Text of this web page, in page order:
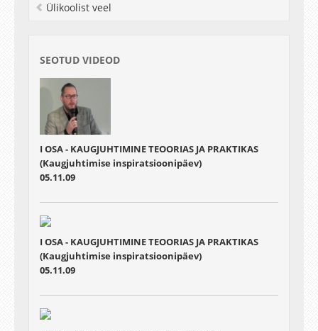
Ülikoolist veel
SEOTUD VIDEOD
I OSA - KAUGJUHTIMINE TEOORIAS JA PRAKTIKAS
(Kaugjuhtimise inspiratsioonipäev)
05.11.09
I OSA - KAUGJUHTIMINE TEOORIAS JA PRAKTIKAS
(Kaugjuhtimise inspiratsioonipäev)
05.11.09